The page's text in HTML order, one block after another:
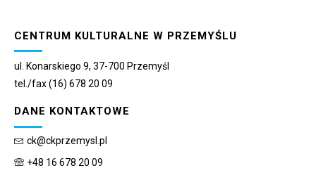
CENTRUM KULTURALNE W PRZEMYŚLU
ul. Konarskiego 9, 37-700 Przemyśl
tel./fax (16) 678 20 09
DANE KONTAKTOWE
ck@ckprzemysl.pl
+48 16 678 20 09